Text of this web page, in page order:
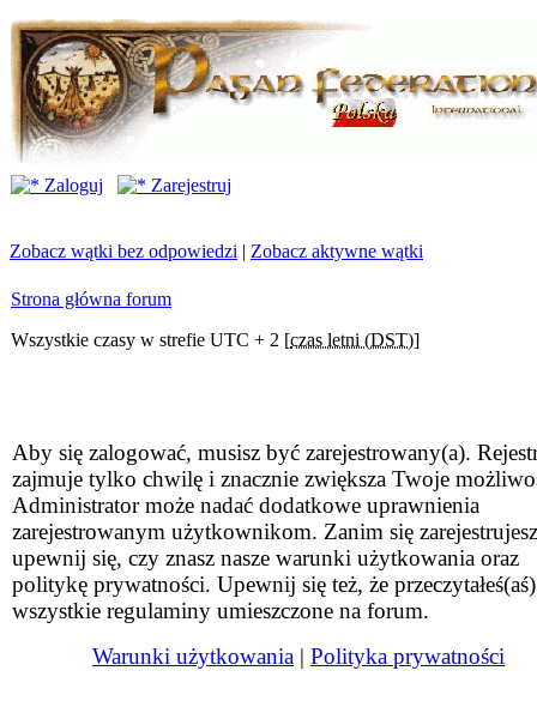
Zaloguj Zarejestruj
Zobacz wątki bez odpowiedzi | Zobacz aktywne wątki
Strona główna forum
Wszystkie czasy w strefie UTC + 2 [czas letni (DST)]
Aby się zalogować, musisz być zarejestrowany(a).
zajmuje tylko chwilę i znacznie zwiększa Twoje
Administrator może nadać dodatkowe uprawnienia
zarejestrowanym użytkownikom. Zanim się
upewnij się, czy znasz nasze warunki użytkowania oraz
politykę prywatności. Upewnij się też, że przeczytałeś(aś)
wszystkie regulaminy umieszczone na forum.
Warunki użytkowania | Polityka prywatności